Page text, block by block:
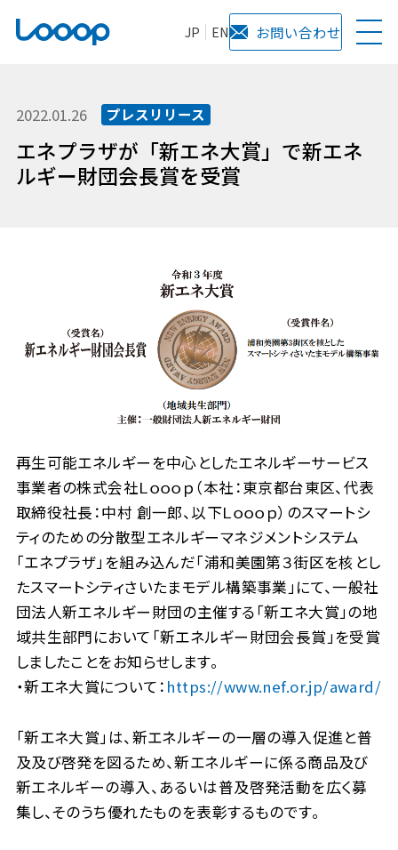
JP EN お問い合わせ
2022.01.26 プレスリリース
エネプラザが「新エネ大賞」で新エネ
ルギー財団会長賞を受賞
再生可能エネルギーを中心としたエネルギーサービス
事業者の株式会社Ｌｏｏｏｐ（本社：東京都台東区、代表
取締役社長：中村 創一郎、以下Ｌｏｏｏｐ）のスマートシ
ティのための分散型エネルギーマネジメントシステム
「エネプラザ」を組み込んだ「浦和美園第３街区を核とし
たスマートシティさいたまモデル構築事業」にて、一般社
団法人新エネルギー財団の主催する「新エネ大賞」の地
域共生部門において「新エネルギー財団会長賞」を受賞
しましたことをお知らせします。
・新エネ大賞について： https://www.nef.or.jp/award/
「新エネ大賞」は、新エネルギーの一層の導入促進と普
及及び啓発を図るため、新エネルギーに係る商品及び
新エネルギーの導入、あるいは普及啓発活動を広く募
集し、そのうち優れたものを表彰するものです。